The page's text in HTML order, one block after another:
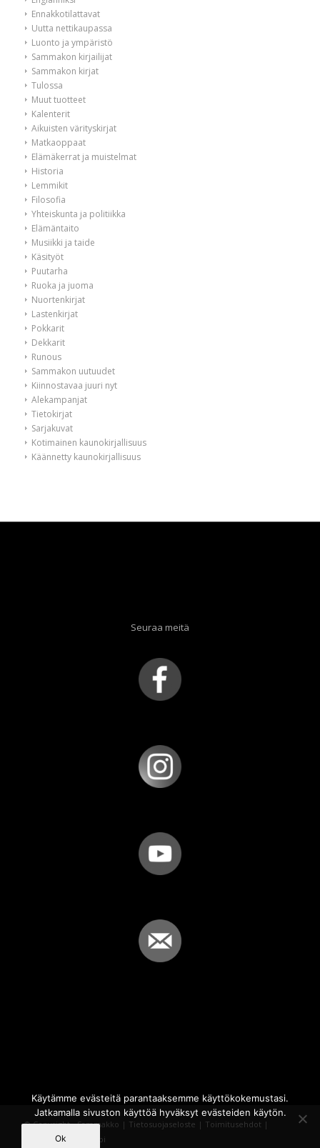
Ennakkotilattavat
Uutta nettikaupassa
Luonto ja ympäristö
Sammakon kirjailijat
Sammakon kirjat
Tulossa
Muut tuotteet
Kalenterit
Aikuisten värityskirjat
Matkaoppaat
Elämäkerrat ja muistelmat
Historia
Lemmikit
Filosofia
Yhteiskunta ja politiikka
Elämäntaito
Musiikki ja taide
Käsityöt
Puutarha
Ruoka ja juoma
Nuortenkirjat
Lastenkirjat
Pokkarit
Dekkarit
Runous
Sammakon uutuudet
Kiinnostavaa juuri nyt
Alekampanjat
Tietokirjat
Sarjakuvat
Kotimainen kaunokirjallisuus
Käännetty kaunokirjallisuus
Seuraa meitä
© Copyright - Sammakko | Tietosuojaseloste | Toimitusehdot |
Powered by
iQWebbi
Käytämme evästeitä parantaaksemme käyttökokemustasi.
Jatkamalla sivuston käyttöä hyväksyt evästeiden käytön.
Ok